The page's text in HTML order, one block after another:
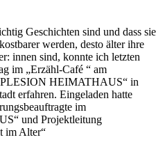
Geschichten sind und dass sie
werden, desto älter ihre
innen sind, konnte ich letzten
im „Erzähl-Café “ am
HEIMATHAUS“ in
erfahren. Eingeladen hatte
im
und Projektleitung
im Alter“